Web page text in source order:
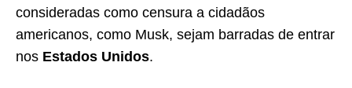
consideradas como censura a cidadãos
americanos, como Musk, sejam barradas de entrar
nos Estados Unidos.